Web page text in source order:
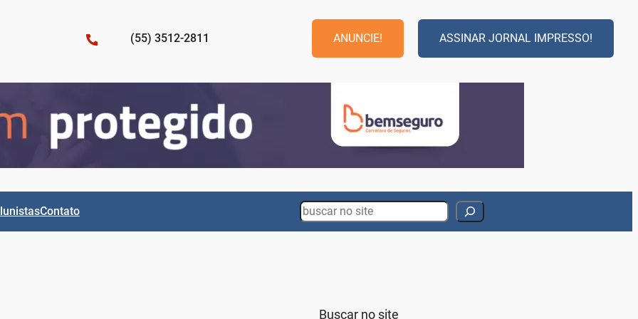
(55) 3512-2811 ANUNCIE! ASSINAR JORNAL IMPRESSO!
Contato Search
Buscar no site